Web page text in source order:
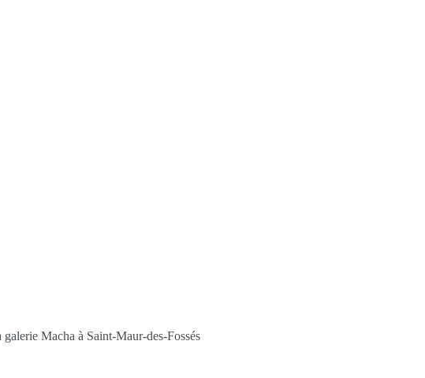
Macha à Saint-Maur-des-Fossés